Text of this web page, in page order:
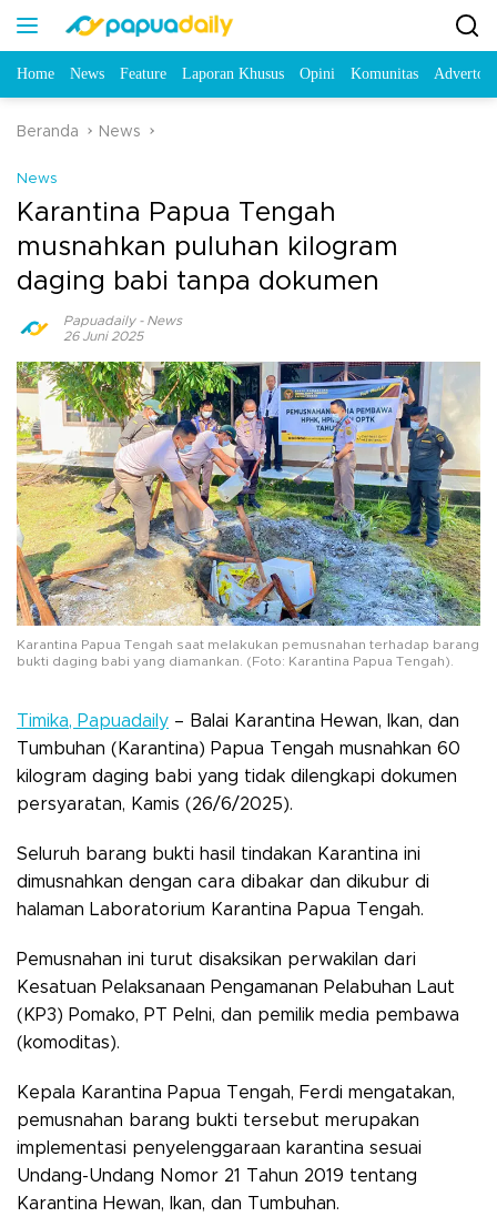
Home News Feature Laporan Khusus Opini Komunitas
Beranda News
News
Karantina Papua Tengah
musnahkan puluhan kilogram
daging babi tanpa dokumen
Papuadaily- News
26 Juni 2025
Karantina Papua Tengah saat melakukan pemusnahan terhadap barang
bukti daging babi yang diamankan. (Foto: Karantina Papua Tengah).
Timika, Papuadaily – Balai Karantina Hewan, Ikan, dan
Tumbuhan (Karantina) Papua Tengah musnahkan 60
kilogram daging babi yang tidak dilengkapi dokumen
persyaratan, Kamis (26/6/2025).
Seluruh barang bukti hasil tindakan Karantina ini
dimusnahkan dengan cara dibakar dan dikubur di
halaman Laboratorium Karantina Papua Tengah.
Pemusnahan ini turut disaksikan perwakilan dari
Kesatuan Pelaksanaan Pengamanan Pelabuhan Laut
(KP3) Pomako, PT Pelni, dan pemilik media pembawa
(komoditas).
Kepala Karantina Papua Tengah, Ferdi mengatakan,
pemusnahan barang bukti tersebut merupakan
implementasi penyelenggaraan karantina sesuai
Undang-Undang Nomor 21 Tahun 2019 tentang
Karantina Hewan, Ikan, dan Tumbuhan.